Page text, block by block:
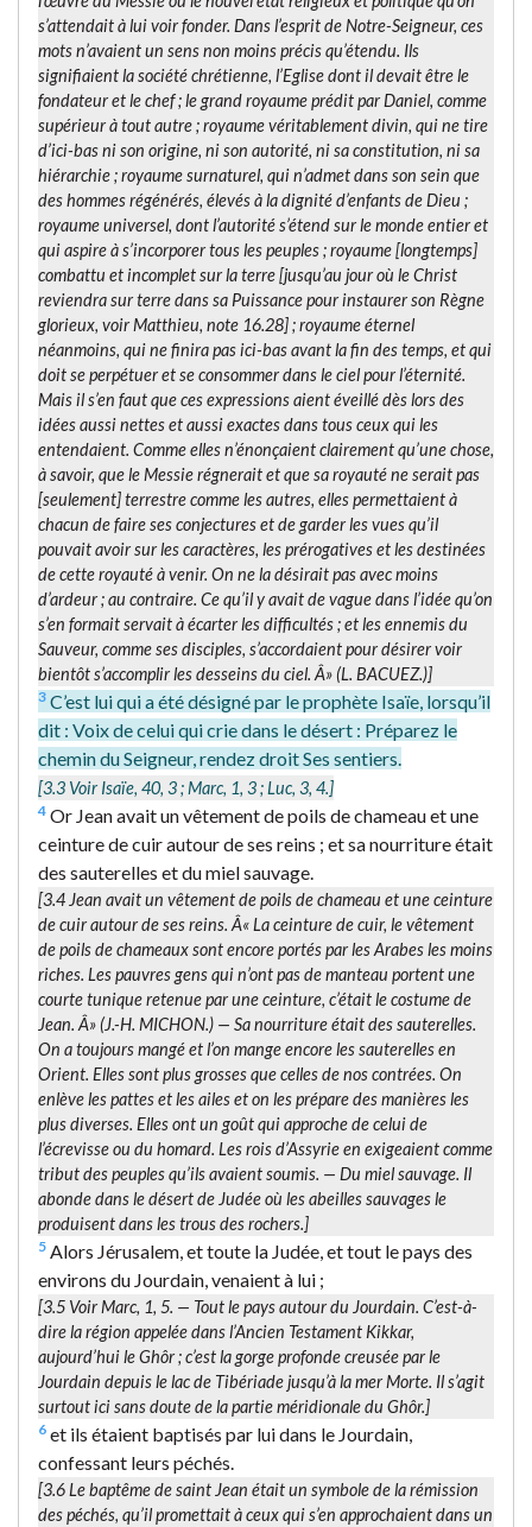
s’attendait à lui voir fonder. Dans l’esprit de Notre-Seigneur, ces
mots n’avaient un sens non moins précis qu’étendu. Ils
signifiaient la société chrétienne, l’Eglise dont il devait être le
fondateur et le chef ; le grand royaume prédit par Daniel, comme
supérieur à tout autre ; royaume véritablement divin, qui ne tire
d’ici-bas ni son origine, ni son autorité, ni sa constitution, ni sa
hiérarchie ; royaume surnaturel, qui n’admet dans son sein que
des hommes régénérés, élevés à la dignité d’enfants de Dieu ;
royaume universel, dont l’autorité s’étend sur le monde entier et
qui aspire à s’incorporer tous les peuples ; royaume [longtemps]
combattu et incomplet sur la terre [jusqu’au jour où le Christ
reviendra sur terredans sa Puissancepour instaurer son Règne
glorieux, voir Matthieu, note 16.28] ; royaume éternel
néanmoins, qui ne finira pas ici-bas avant la fin des temps, et qui
doit se perpétuer et se consommer dans le ciel pour l’éternité.
Mais il s’en faut que ces expressions aient éveillé dès lors des
idées aussi nettes et aussi exactes dans tous ceux qui les
entendaient. Comme elles n’énonçaient clairement qu’une chose,
à savoir, que le Messie régnerait et que sa royauté ne serait pas
[seulement] terrestre comme les autres, elles permettaient à
chacun de faire ses conjectures et de garder les vues qu’il
pouvait avoir sur les caractères, les prérogatives et les destinées
de cette royauté à venir. On ne la désirait pas avec moins
d’ardeur ; au contraire. Ce qu’il y avait de vague dans l’idée qu’on
s’en formait servait à écarter les difficultés ; et les ennemis du
Sauveur, comme ses disciples, s’accordaient pour désirer voir
bientôt s’accomplir les desseins du ciel. Â» (L. BACUEZ.)]
3 C’est lui qui a été désigné par le prophète Isaïe, lorsqu’il
dit : Voix de celui qui crie dans le désert : Préparez le
chemin du Seigneur, rendez droit Ses sentiers.
[3.3 Voir Isaïe, 40, 3 ; Marc, 1, 3 ; Luc, 3, 4.]
4 Or Jean avait un vêtement de poils de chameau et une
ceinture de cuir autour de ses reins ; et sa nourriture était
des sauterelles et du miel sauvage.
[3.4 Jean avait un vêtement de poils de chameau et une ceinture
de cuir autour de ses reins. Â« La ceinture de cuir, le vêtement
de poils de chameaux sont encore portés par les Arabes les moins
riches. Les pauvres gens qui n’ont pas de manteau portent une
courte tunique retenue par une ceinture, c’était le costume de
Jean. Â» (J.-H. MICHON.) — Sa nourriture était des sauterelles.
On a toujours mangé et l’on mange encore les sauterelles en
Orient. Elles sont plus grosses que celles de nos contrées. On
enlève les pattes et les ailes et on les prépare des manières les
plus diverses. Elles ont un goût qui approche de celui de
l’écrevisse ou du homard. Les rois d’Assyrie en exigeaient comme
tribut des peuples qu’ils avaient soumis. — Du miel sauvage. Il
abonde dans le désert de Judée où les abeilles sauvages le
produisent dans les trous des rochers.]
5 Alors Jérusalem, et toute la Judée, et tout le pays des
environs du Jourdain, venaient à lui ;
[3.5 Voir Marc, 1, 5. — Tout le pays autour du Jourdain. C’est-à-
dire la région appelée dans l’Ancien Testament Kikkar,
aujourd’hui le Ghôr ; c’est la gorge profonde creusée par le
Jourdain depuis le lac de Tibériade jusqu’à la mer Morte. Il s’agit
surtout ici sans doute de la partie méridionale du Ghôr.]
6 et ils étaient baptisés par lui dans le Jourdain,
confessant leurs péchés.
[3.6 Le baptême de saint Jean était un symbole de la rémission
des péchés, qu’il promettait à ceux qui s’en approchaient dans un